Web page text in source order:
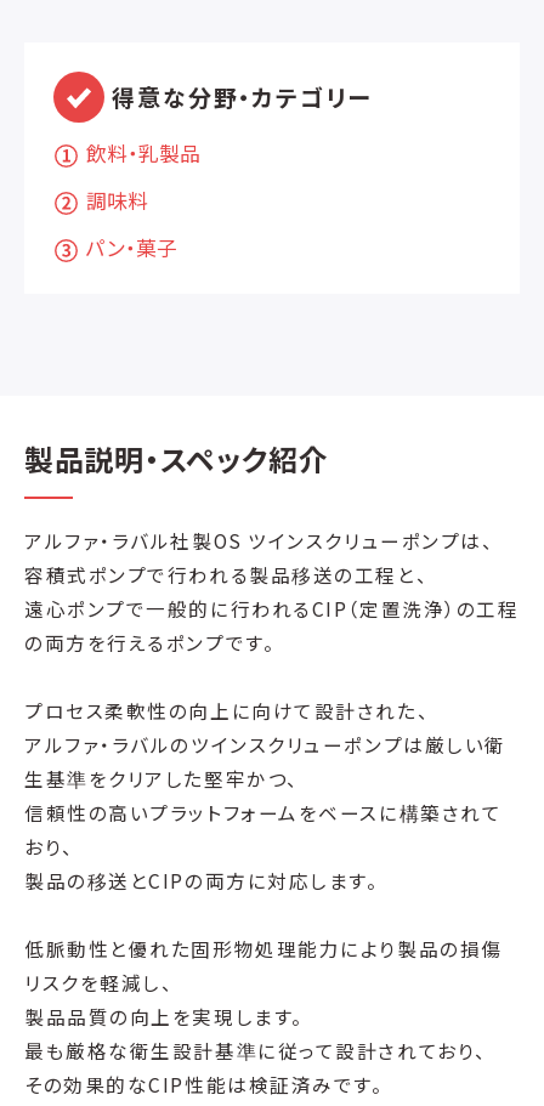
得意な分野・カテゴリー
飲料・乳製品
調味料
パン・菓子
製品説明・スペック紹介
アルファ・ラバル社製OS ツインスクリューポンプは、
容積式ポンプで行われる製品移送の工程と、
遠心ポンプで一般的に行われるCIP（定置洗浄）の工程
の両方を行えるポンプです。
プロセス柔軟性の向上に向けて設計された、
アルファ・ラバルのツインスクリューポンプは厳しい衛
生基準をクリアした堅牢かつ、
信頼性の高いプラットフォームをベースに構築されて
おり、
製品の移送とCIPの両方に対応します。
低脈動性と優れた固形物処理能力により製品の損傷
リスクを軽減し、
製品品質の向上を実現します。
最も厳格な衛生設計基準に従って設計されており、
その効果的なCIP性能は検証済みです。